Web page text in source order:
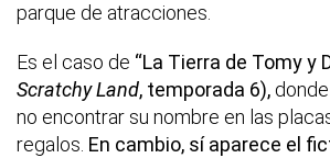
parque de atracciones.
Es el caso de “La Tierra de Tomy y
Scratchy Land, temporada 6),
no encontrar su nombre en las
regalos. En cambio, sí aparece el